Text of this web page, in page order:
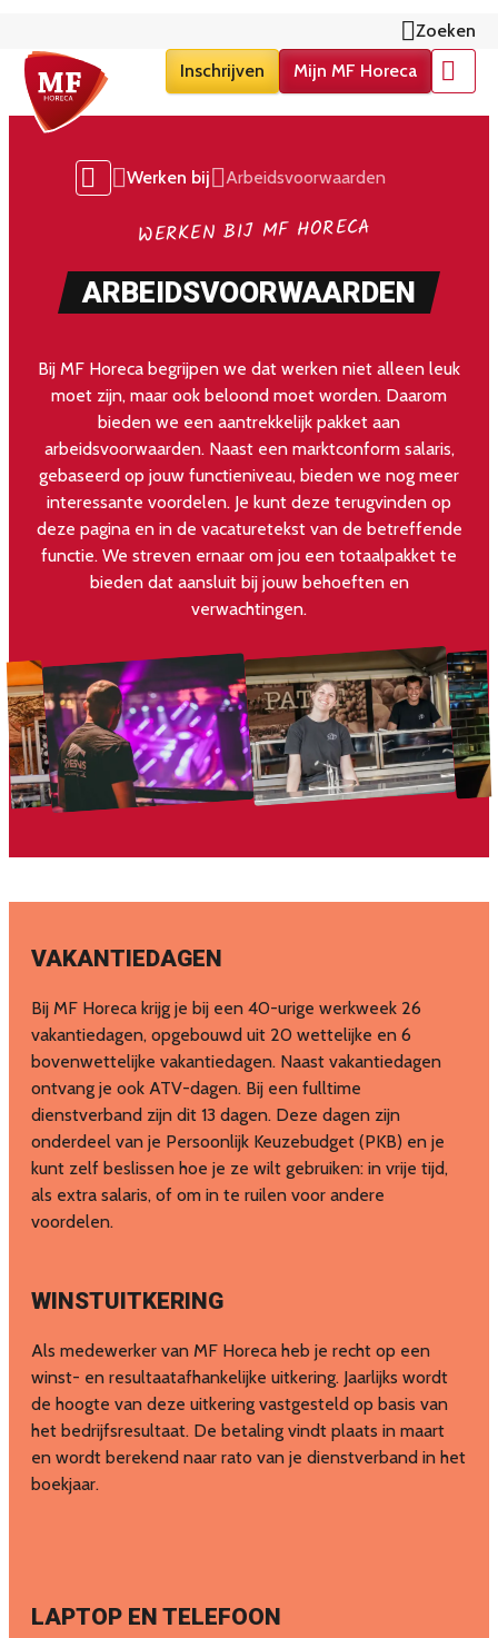
Zoeken
Inschrijven
Mijn MF Horeca
Werken bij Arbeidsvoorwaarden
WERKEN BIJ MF HORECA
ARBEIDSVOORWAARDEN
Bij MF Horeca begrijpen we dat werken niet alleen leuk
moet zijn, maar ook beloond moet worden. Daarom
bieden we een aantrekkelijk pakket aan
arbeidsvoorwaarden. Naast een marktconform salaris,
gebaseerd op jouw functieniveau, bieden we nog meer
interessante voordelen. Je kunt deze terugvinden op
deze pagina en in de vacaturetekst van de betreffende
functie. We streven ernaar om jou een totaalpakket te
bieden dat aansluit bij jouw behoeften en
verwachtingen.
VAKANTIEDAGEN
Bij MF Horeca krijg je bij een 40-urige werkweek 26
vakantiedagen, opgebouwd uit 20 wettelijke en 6
bovenwettelijke vakantiedagen. Naast vakantiedagen
ontvang je ook ATV-dagen. Bij een fulltime
dienstverband zijn dit 13 dagen. Deze dagen zijn
onderdeel van je Persoonlijk Keuzebudget (PKB) en je
kunt zelf beslissen hoe je ze wilt gebruiken: in vrije tijd,
als extra salaris, of om in te ruilen voor andere
voordelen.
WINSTUITKERING
Als medewerker van MF Horeca heb je recht op een
winst- en resultaatafhankelijke uitkering. Jaarlijks wordt
de hoogte van deze uitkering vastgesteld op basis van
het bedrijfsresultaat. De betaling vindt plaats in maart
en wordt berekend naar rato van je dienstverband in het
boekjaar.
LAPTOP EN TELEFOON